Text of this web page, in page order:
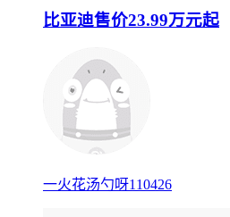
比亚迪售价23.99万元起
一火花汤勺呀110426